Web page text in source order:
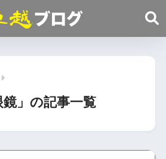
鏡」の記事一覧